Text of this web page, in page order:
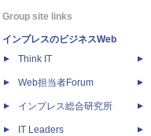
Group site links
インプレスのビジネスWeb
Think IT
Web担当者Forum
インプレス総合研究所
IT Leaders